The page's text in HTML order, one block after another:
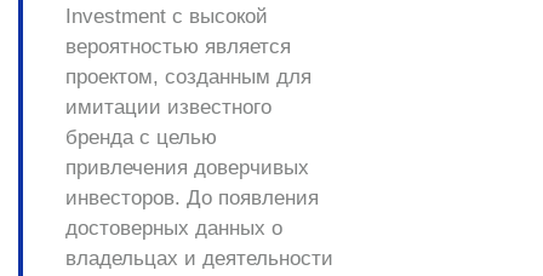
Investment с высокой
вероятностью является
проектом, созданным для
имитации известного
бренда с целью
привлечения доверчивых
инвесторов. До появления
достоверных данных о
владельцах и деятельности